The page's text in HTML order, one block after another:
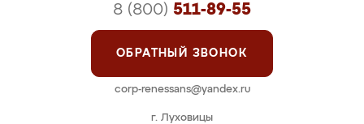
г. Луховицы
8 (800) 511-89-55
ОБРАТНЫЙ ЗВОНОК
corp-renessans@yandex.ru